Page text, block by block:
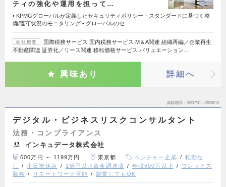
ティの強化や運用を担って…
• KPMGグローバルが定義したセキュリティポリシー・スタンダードに基づく整
備/遵守状況のモニタリング • グローバルのセ…
会社概要
国際税務サービス 国内税務サービス M＆A関連 組織再編／企業再生
不動産関連 証券化／リース関連 移転価格サービス バリュエーション…
興味あり 詳細へ
掲載期間 26/07/31～26/08/13
デジタル・ビジネスリスクコンサルタント
法務・コンプライアンス
インキュデータ株式会社
600万円 ～ 1199万円 東京都 ベンチャー企業
転勤な
し
土日祝休み 1億円以上資金調達済 年収600万以上
フレックス
勤務
リモートワーク可能 副業してもOK